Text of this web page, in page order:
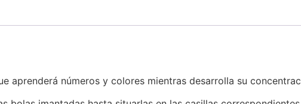
aprenderá números y colores mientras desarrolla su